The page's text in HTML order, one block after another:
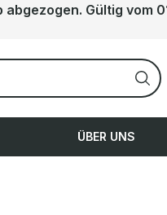
Gültig vom
ÜBER UNS